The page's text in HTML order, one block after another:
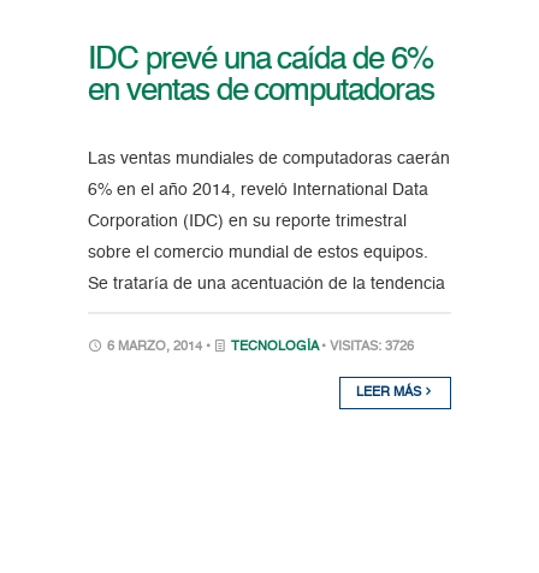
IDC prevé una caída de 6%
en ventas de computadoras
Las ventas mundiales de computadoras caerán
6% en el año 2014, reveló International Data
Corporation (IDC) en su reporte trimestral
sobre el comercio mundial de estos equipos.
Se trataría de una acentuación de la tendencia
6 MARZO, 2014 • TECNOLOGÍA • VISITAS: 3726
LEER MÁS